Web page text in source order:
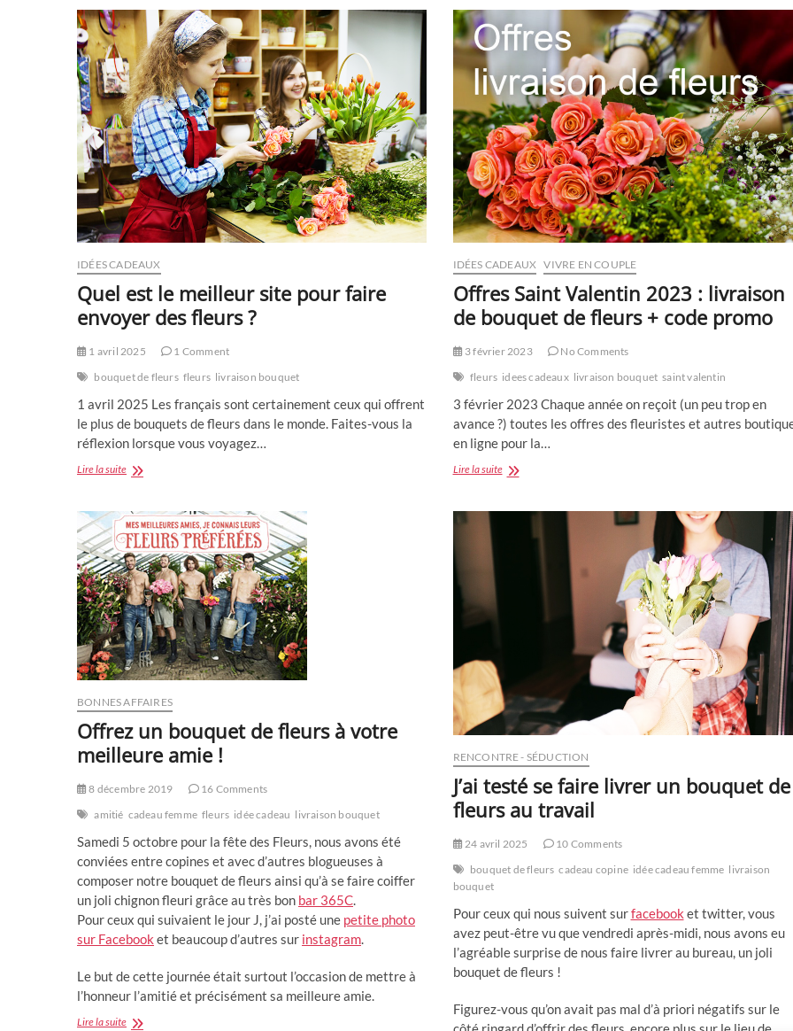
Valentin
:
toujours
un
très
bon
choix
pour
2026
ours
artificielle
mais
éternelle
IDÉES CADEAUX
Quel est le meilleur site pour faire
envoyer des fleurs ?
1 avril 2025
1 Comment
bouquet de fleurs fleurs livraison bouquet
1 avril 2025 Les français sont certainement ceux qui offrent
le plus de bouquets de fleurs dans le monde. Faites-vous la
réflexion lorsque vous voyagez…
Lire la suiteQuel
meilleur
site
pour
faire
envoyer
des
fleurs
?
IDÉES CADEAUX VIVRE EN COUPLE
Offres Saint Valentin 2023 : livraison
de bouquet de fleurs + code promo
3 février 2023
No Comments
fleurs idees cadeaux livraison bouquet saint valentin
3 février 2023 Chaque année on reçoit (un peu trop en
avance ?) toutes les offres des fleuristes et autres
en ligne pour la…
Lire la suiteOffres
BONNES AFFAIRES
Offrez un bouquet de fleurs à votre
meilleure amie !
8 décembre 2019
16 Comments
amitié cadeau femme fleurs idée cadeau livraison bouquet
Samedi 5 octobre pour la fête des Fleurs, nous avons été
conviées entre copines et avec d’autres blogueuses à
composer notre bouquet de fleurs ainsi qu’à se faire coiffer
un joli chignon fleuri grâce au très bon bar 365C.
Pour ceux qui suivaient le jour J, j’ai posté une petite photo
sur Facebook et beaucoup d’autres sur instagram.
Le but de cette journée était surtout l’occasion de mettre à
l’honneur l’amitié et précisément sa meilleure amie.
Lire la suiteOffrez
RENCONTRE - SÉDUCTION
J’ai testé se faire livrer un bouquet de
fleurs au travail
24 avril 2025
10 Comments
bouquet de fleurs cadeau copine idée cadeau femme livraison
bouquet
Pour ceux qui nous suivent surfacebook et twitter, vous
avez peut-être vu que vendredi après-midi, nous avons eu
l’agréable surprise de nous faire livrer au bureau, un joli
bouquet de fleurs !
Figurez-vous qu’on avait pas mal d’à priori négatifs sur le